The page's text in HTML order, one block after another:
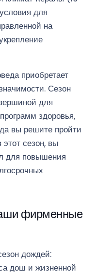
для
на
приобретает
Сезон
для
здоровья,
вы решите пройти
сезон, вы
для повышения
фирменные
дождей:
дош и жизненной